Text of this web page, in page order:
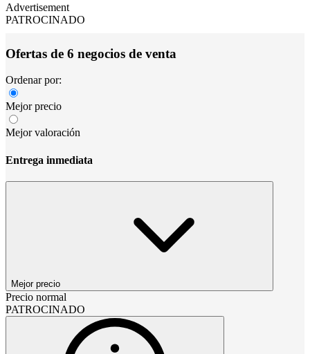
Advertisement
PATROCINADO
Ofertas de 6 negocios de venta
Ordenar por:
Mejor precio
Mejor valoración
Entrega inmediata
Mejor precio
Precio normal
PATROCINADO